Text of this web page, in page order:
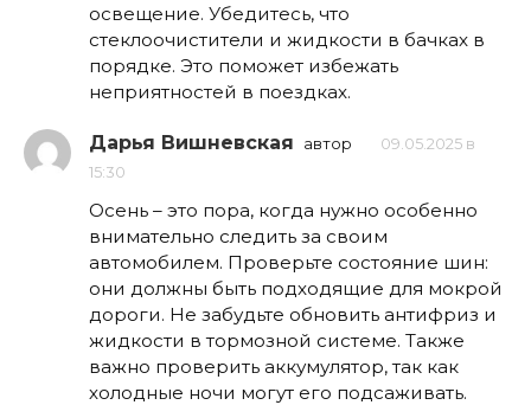
освещение. Убедитесь, что
стеклоочистители и жидкости в бачках в
порядке. Это поможет избежать
неприятностей в поездках.
Дарья Вишневская автор
09.05.2025 в
15:30
Осень – это пора, когда нужно особенно
внимательно следить за своим
автомобилем. Проверьте состояние шин:
они должны быть подходящие для мокрой
дороги. Не забудьте обновить антифриз и
жидкости в тормозной системе. Также
важно проверить аккумулятор, так как
холодные ночи могут его подсаживать.